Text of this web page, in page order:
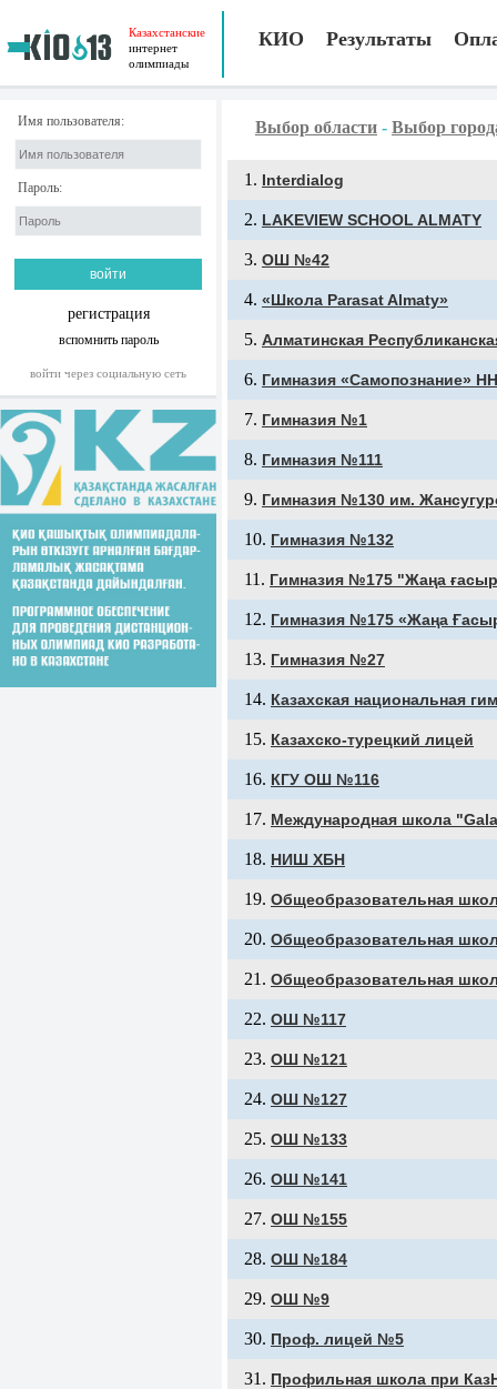
Казахстанские
интернет
олимпиады
КИО Результаты
Имя пользователя:
Пароль:
регистрация
вспомнить пароль
войти через социальную сеть
Выбор области - Выбор
Interdialog
LAKEVIEW SCHOOL ALMATY
OШ №42
«Школа Parasat Almaty»
Алматинская
Гимназия «Самопознание»
Гимназия №1
Гимназия №111
Гимназия №130 им.
Гимназия №132
Гимназия №175 "Жаңа
Гимназия №175 «Жаңа
Гимназия №27
Казахская национальная
Казахско-турецкий лицей
КГУ ОШ №116
Международная школа
НИШ ХБН
Общеобразовательная
Общеобразовательная
Общеобразовательная
ОШ №117
ОШ №121
ОШ №127
ОШ №133
ОШ №141
ОШ №155
ОШ №184
ОШ №9
Проф. лицей №5
Профильная школа при